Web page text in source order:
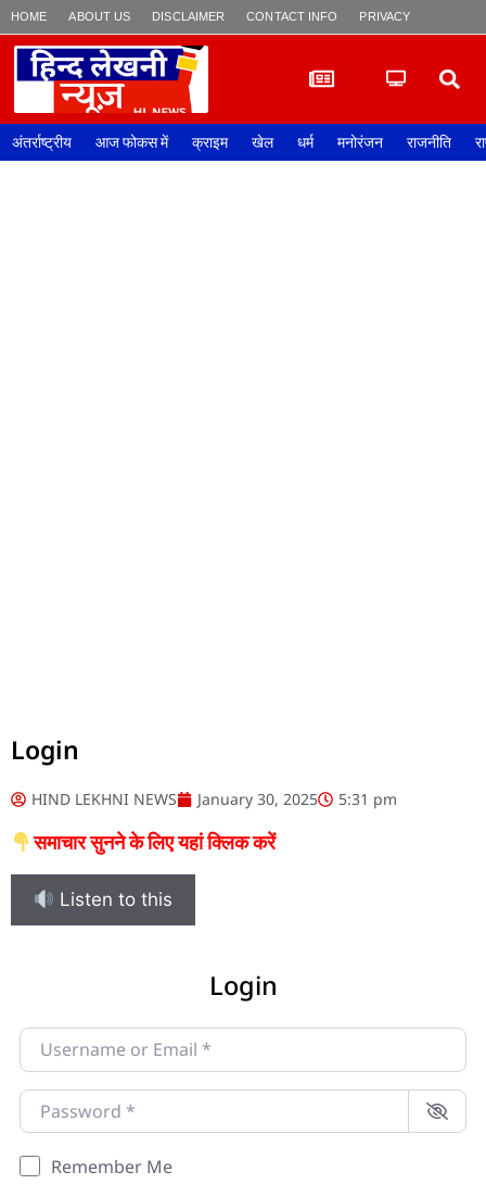
HOME ABOUT US DISCLAIMER CONTACT INFO PRIVACY POLICY
अंतर्राष्ट्रीय आज फोकस में क्राइम खेल धर्म मनोरंजन राजनीति
Login
HIND LEKHNI NEWS January 30, 2025 5:31 pm
समाचार सुनने के लिए यहां क्लिक करें
Listen to this
Login
Username or Email
Password
Remember Me